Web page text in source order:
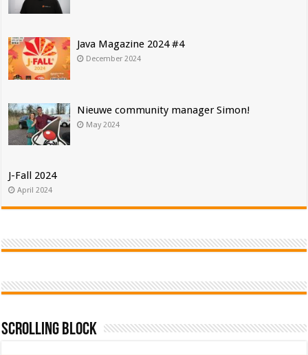
Java Magazine 2024 #4
December 2024
Nieuwe community manager Simon!
May 2024
J-Fall 2024
April 2024
Scrolling Block